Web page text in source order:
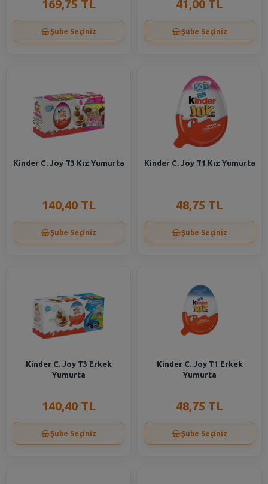
169,75 TL
Şube Seçiniz
41,00 TL
Şube Seçiniz
Kinder C. Joy T3 Kız Yumurta
140,40 TL
Şube Seçiniz
Kinder C. Joy T1 Kız Yumurta
48,75 TL
Şube Seçiniz
Kinder C. Joy T3 Erkek
Yumurta
140,40 TL
Şube Seçiniz
Kinder C. Joy T1 Erkek
Yumurta
48,75 TL
Şube Seçiniz